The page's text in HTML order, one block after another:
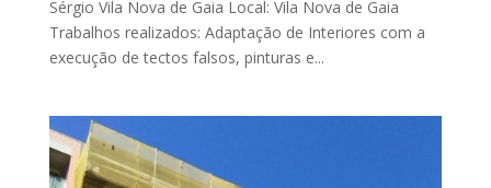
Sérgio Vila Nova de Gaia Local: Vila Nova de Gaia
Trabalhos realizados: Adaptação de Interiores com a
execução de tectos falsos, pinturas e...